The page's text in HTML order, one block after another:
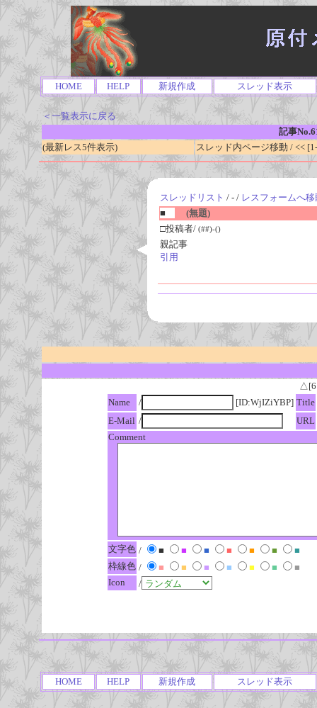
HOME HELP 新規作成 スレッド表示
＜一覧表示に戻る
記事
(最新レス5件表示)
スレッド内ページ移動 / <<
スレッドリスト / - / レスフォームへ移
■
(無題)
□投稿者/ (##)-()
親記事
引用
Name
/ [ID:WjIZiYBP] Title
E-Mail /
URL
Comment
文字色 / ■ ■ ■ ■ ■ ■
■
枠線色 / ■ ■ ■ ■ ■ ■
■
Icon
/
HOME HELP 新規作成 スレッド表示